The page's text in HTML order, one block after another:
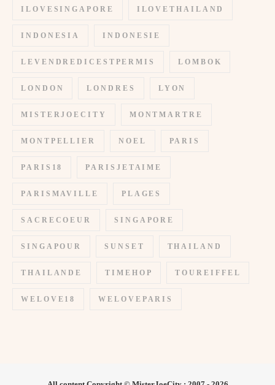
ILOVESINGAPORE ILOVETHAILAND
INDONESIA INDONESIE
LEVENDREDICESTPERMIS LOMBOK
LONDON LONDRES LYON
MISTERJOECITY MONTMARTRE
MONTPELLIER NOEL PARIS
PARIS18 PARISJETAIME
PARISMAVILLE PLAGES
SACRECOEUR SINGAPORE
SINGAPOUR SUNSET THAILAND
THAILANDE TIMEHOP TOUREIFFEL
WELOVE18 WELOVEPARIS